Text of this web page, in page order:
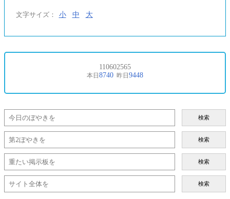
文字サイズ： 小 中 大
検索
検索
検索
検索